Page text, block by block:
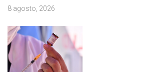
8 agosto, 2026